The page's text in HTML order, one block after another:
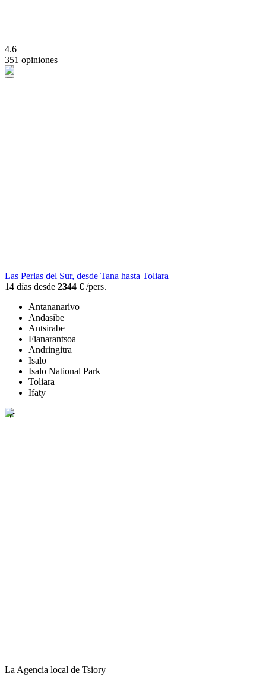
4.6
351 opiniones
Las Perlas del Sur, desde Tana hasta Toliara
14 días desde 2344 € /pers.
Antananarivo
Andasibe
Antsirabe
Fianarantsoa
Andringitra
Isalo
Isalo National Park
Toliara
Ifaty
La Agencia local de Tsiory